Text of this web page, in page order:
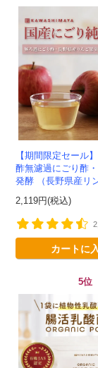
【期間限定セール
酢無濾過にごり酢
発酵 （長野県産リ
2,119円(税込)
カートに
5位